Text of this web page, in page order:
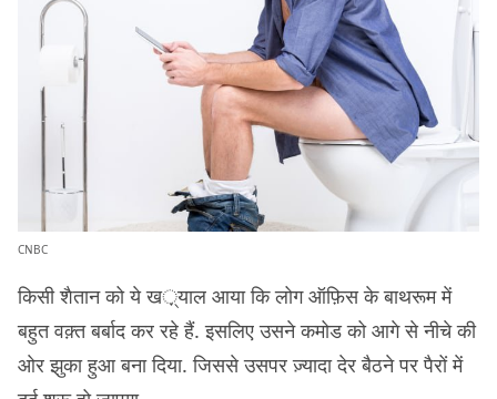
CNBC
किसी शैतान को ये ख़्याल आया कि लोग ऑफ़िस के बाथरूम में
बहुत वक़्त बर्बाद कर रहे हैं. इसलिए उसने कमोड को आगे से नीचे की
ओर झुका हुआ बना दिया. जिससे उसपर ज़्यादा देर बैठने पर पैरों में